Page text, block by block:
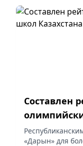
Составлен
«Дарын» для